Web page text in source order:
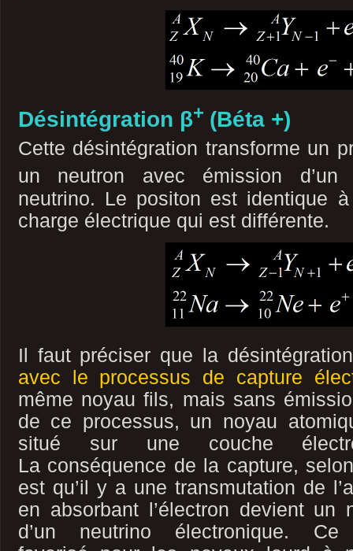
Désintégration β+ (Béta +)
Cette désintégration transforme un
un neutron avec émission d’un
neutrino. Le positon est identique
charge électrique qui est différente.
Il faut préciser que la
avec le processus de capture
même noyau fils, mais sans
de ce processus, un noyau
situé sur une couche
La conséquence de la capture,
est qu’il y a une transmutation de
en absorbant l’électron devient un
d’un neutrino électronique.